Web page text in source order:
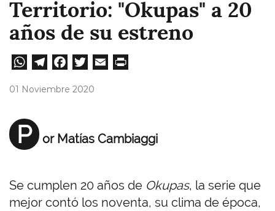
Territorio: "Okupas" a 20
años de su estreno
W
A
pp
Te
m
Fa
01 Noviembre 2020
P or Matías Cambiaggi
Se cumplen 20 años de Okupas, la serie que
mejor contó los noventa, su clima de época,